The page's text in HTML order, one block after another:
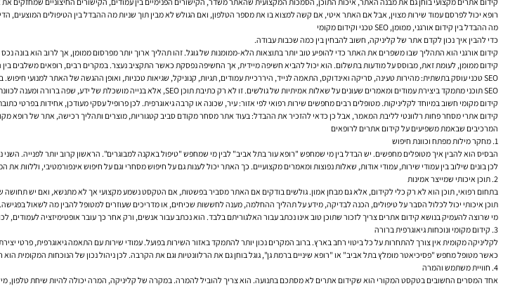
רופא יכול לפרסם עמוד שירות מצוין, אבל אם האתר איטי, אם קשה למצוא בו את מספר הטלפון, ואם הגולש לא מבין תוך שניות מה ההבדל בין הטיפולים המוצעים,
מה ההבדל בין קידום אורגני, ממומן, SEO טכני וקידום מקומי
כדי להבין איך נכון לקדם אתר של קליניקה, חשוב להבחין בין כמה שכבות עבודה.
קידום אורגני הוא התהליך שבו משפרים את האתר כדי להופיע טוב יותר בתוצאות הלא-ממומנות של גוגל. זהו תהליך ארוך יותר מפרסום ממומן, אך לרוב הוא בונה נכס
קידום ממומן, לעומת זאת, מבוסס על מודעות בתשלום. הוא יכול להביא חשיפה מיידית, אך החשיפה נפסקת כאשר התקציב נעצר. במקרים רבים, רופאים משלבים
SEO טכני עוסק בתשתית: מהירות טעינה, סריקה ואינדוקס, התאמה לנייד, היררכיית עמודים, תגיות, קנוניקל, שגיאות טכניות, ואופן ההגשה של האתר למנועי חיפוש. בלי בסיס טכני טוב, גם תוכן איכותי עלול להישאר מאחור.
SEO תוכני מתמקד ביצירת עמודים ומאמרים שעונים על שאלות אמיתיות של גולשים. זו לא רק כתיבת תוכן SEO, אלא בנייה מושכלת של ידע, שפה ברורה ומענה לכוונת חיפוש.
קידום מקומי חשוב במיוחד לקליניקות. מטופלים רבים מחפשים שירות רפואי לפי אזור: עיר, שכונה או קרבה גיאוגרפית. לכן פרופיל עסקי מעודכן, אחידות בפרטי
קידום אתרי מסחר פחות רלוונטי לליבת המאמר, אבל כן כדאי להזכיר את ההבדל: בעוד אתר מסחר מקודם סביב קטגוריות, מוצרים ותהליך רכישה, אתר של רופא
המרכיבים שבאמת משפיעים על קידום אתרים לרופאים
1. מחקר מילות מפתח וכוונת חיפוש
הבסיס הוא להבין איך מטופלים מחפשים. יש הבדל בין מי שמחפש "רופא עור בתל אביב" לבין מי שמחפש "טיפול באקנה למבוגרים". הראשון קרוב יותר לפנייה.
לכן בונים שילוב בין עמודי שירות, עמודי אודות, שאלות נפוצות ומאמרים מקצועיים. כך האתר יכול לענות גם על חיפוש מסחרי וגם על חיפוש אינפורמטיבי, וללוות
2. תוכן איכותי שמייצר אמינות
בתחום רפואי, תוכן הוא לא רק כלי לקידום, אלא גם מבחן אמון. גולשים בודקים אם האתר מסביר בפשטות, אם הטקסט נשמע מקצועי אך לא מתנשא, ואם יש תחושה
תוכן איכותי יכול לכלול הסבר על טיפולים, הכנה לבדיקה, מידע על תהליך ההחלמה, מענה לחששות שכיחים, או מדריכים שעוזרים למטופל להבין מה לשאול
מי שרוצה להעמיק בנושא קידום אתריםצריך לזכור שתוכן טוב אינו נכתב עבור האלגוריתם בלבד. הוא נכתב עבור אנשים, ורק אחר כך עובר אופטימיזציה לעמודים,
3. קידום מקומי ונוכחות גיאוגרפית ברורה
לקליניקה מקומית אין צורך להתחרות על כל ביטוי רחב בארץ. ברוב המקרים נכון יותר להתמקד באזור השירות בפועל. עמודי שירות עם התאמה גיאוגרפית, פרטי
כאשר מטופל מחפש "פסיכיאטר מומלץ בתל אביב" או "רופא שיניים ברמת גן", גוגל בוחן גם את הרלוונטיות וגם את הקרבה. לכן ניהול נכון של הנוכחות המקומית
4. חוויית משתמש והמרה
אחד המסרים החשובים בטקסט המקורי הוא שקידום אתרים לא מסתכם בתנועה. הוא צריך להוביל להמרה. במקרה של קליניקה, המרה יכולה להיות שיחת טלפון,